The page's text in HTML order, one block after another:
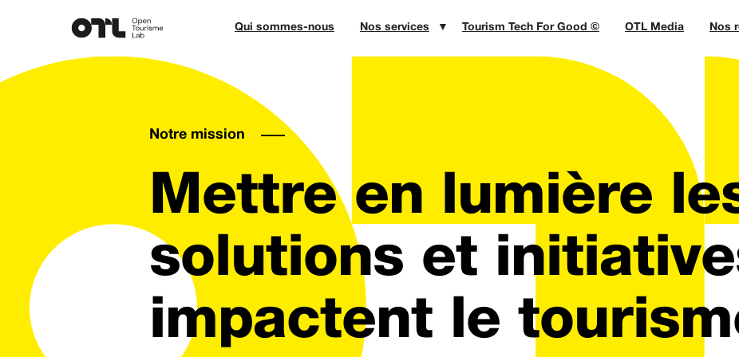
Qui sommes-nous Nos services ▼ Tourism Tech For Good © OTL Media Nos
Notre mission
Mettre en lumière
solutions et
impactent le